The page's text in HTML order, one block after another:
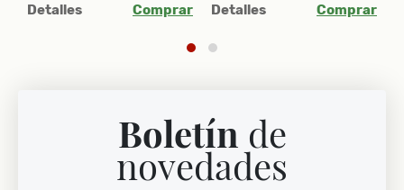
Detalles Comprar Detalles Comprar
Boletín de
novedades